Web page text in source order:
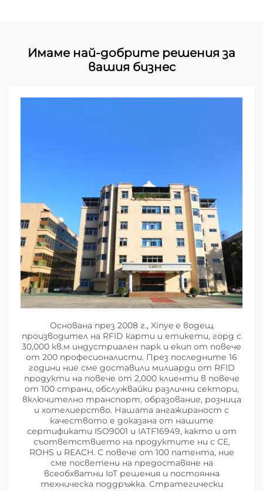
Имаме най-добрите решения за
вашия бизнес
Основана през 2008 г., Xinye е водещ
производител на RFID карти и етикети, горд с
30,000 кв.м индустриален парк и екип от повече
от 200 професионалисти. През последните 16
години ние сме доставили милиарди от RFID
продукти на повече от 2,000 клиенти в повече
от 100 страни, обслужвайки различни сектори,
включително транспорт, образование, розница
и хотелиерство. Нашата ангажираност с
качеството е доказана от нашите
сертификати ISO9001 и IATF16949, както и от
съответствието на продуктите ни с CE,
ROHS и REACH. С повече от 100 патента, ние
сме посветени на предоставяне на
всеобхватни IoT решения и постоянна
техническа поддръжка. Стратегически